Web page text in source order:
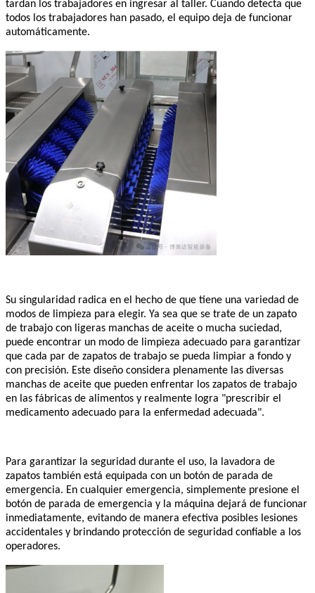
tardan los trabajadores en ingresar al taller. Cuando detecta que
todos los trabajadores han pasado, el equipo deja de funcionar
automáticamente.
Su singularidad radica en el hecho de que tiene una variedad de
modos de limpieza para elegir. Ya sea que se trate de un zapato
de trabajo con ligeras manchas de aceite o mucha suciedad,
puede encontrar un modo de limpieza adecuado para garantizar
que cada par de zapatos de trabajo se pueda limpiar a fondo y
con precisión. Este diseño considera plenamente las diversas
manchas de aceite que pueden enfrentar los zapatos de trabajo
en las fábricas de alimentos y realmente logra "prescribir el
medicamento adecuado para la enfermedad adecuada".
Para garantizar la seguridad durante el uso, la lavadora de
zapatos también está equipada con un botón de parada de
emergencia. En cualquier emergencia, simplemente presione el
botón de parada de emergencia y la máquina dejará de funcionar
inmediatamente, evitando de manera efectiva posibles lesiones
accidentales y brindando protección de seguridad confiable a los
operadores.